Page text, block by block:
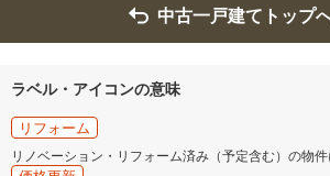
中古一戸建てトップ
ラベル・アイコンの意味
リフォーム
リノベーション・リフォーム済み（予定含む）の物件